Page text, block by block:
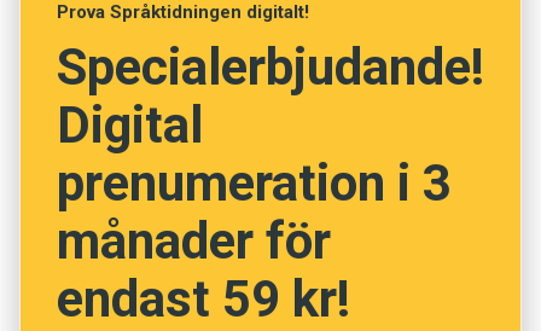
verksamhetschef inom vård- och
omsorgsförvaltningen. Förslaget föll vård- och
omsorgsnämnden i smaken och de har nu sagt
ja till ett inköp av en robot.”
Prova Språktidningen digitalt!
Specialerbjudande!
Digital
prenumeration i 3
månader för
endast 59 kr!